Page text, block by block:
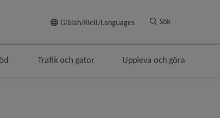
Giälah/Kieli/Languages Sök
Trafik och gator Uppleva och göra